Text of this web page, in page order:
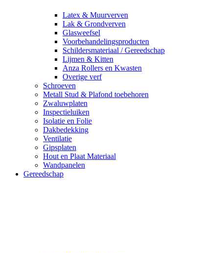
Latex & Muurverven
Lak & Grondverven
Glasweefsel
Voorbehandelingsproducten
Schildersmateriaal / Gereedschap
Lijmen & Kitten
Anza Rollers en Kwasten
Overige verf
Schroeven
Metall Stud & Plafond toebehoren
Zwaluwplaten
Inspectieluiken
Isolatie en Folie
Dakbedekking
Ventilatie
Gipsplaten
Hout en Plaat Materiaal
Wandpanelen
Gereedschap